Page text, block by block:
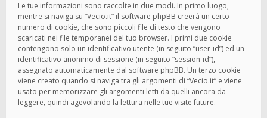
Le tue informazioni sono raccolte in due modi. In primo luogo,
mentre si naviga su “Vecio.it” il software phpBB creerà un certo
numero di cookie, che sono piccoli file di testo che vengono
scaricati nei file temporanei del tuo browser. I primi due cookie
contengono solo un identificativo utente (in seguito “user-id”) ed un
identificativo anonimo di sessione (in seguito “session-id”),
assegnato automaticamente dal software phpBB. Un terzo cookie
viene creato quando si naviga tra gli argomenti di “Vecio.it” e viene
usato per memorizzare gli argomenti letti da quelli ancora da
leggere, quindi agevolando la lettura nelle tue visite future.